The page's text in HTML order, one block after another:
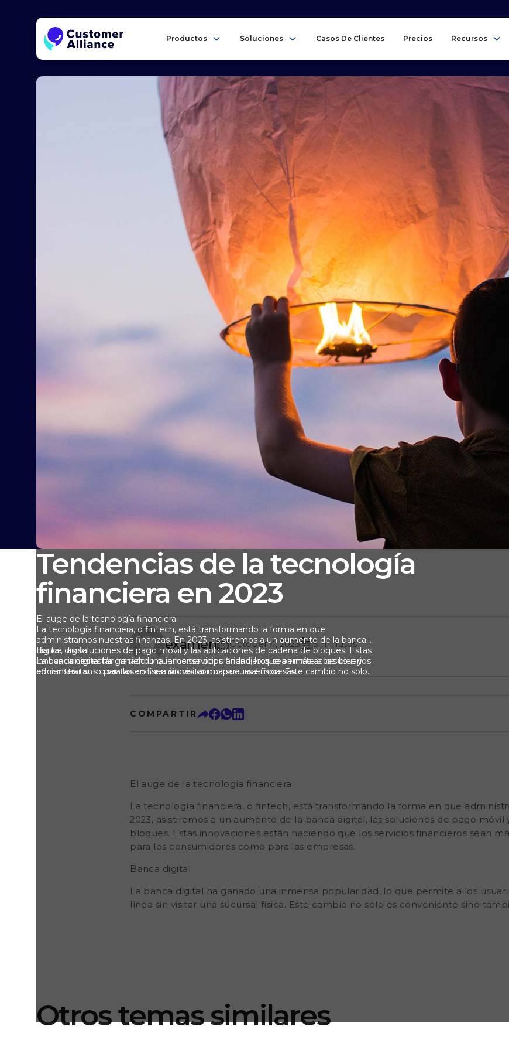
Productos Soluciones Casos De Clientes Precios Recursos
Tendencias de la tecnología
financiera en 2023
El auge de la tecnología financiera
La tecnología financiera, o fintech, está transformando la forma en que
administramos nuestras finanzas. En 2023, asistiremos a un aumento de la banca
digital, las soluciones de pago móvil y las aplicaciones de cadena de bloques. Estas
innovaciones están haciendo que los servicios financieros sean más accesibles y
eficientes tanto para los consumidores como para las empresas.
Banca digital
La banca digital ha ganado una inmensa popularidad, lo que permite a los usuarios
administrar sus cuentas en línea sin visitar una sucursal física. Este cambio no solo
examen October 4, 2023 5 minutos
COMPARTIR
El auge de la tecnología financiera
La tecnología financiera, o fintech, está transformando la forma en que
2023, asistiremos a un aumento de la banca digital, las soluciones de pago móvil
bloques. Estas innovaciones están haciendo que los servicios financieros sean
para los consumidores como para las empresas.
Banca digital
La banca digital ha ganado una inmensa popularidad, lo que permite a los
línea sin visitar una sucursal física. Este cambio no solo es conveniente sino
Otros temas similares